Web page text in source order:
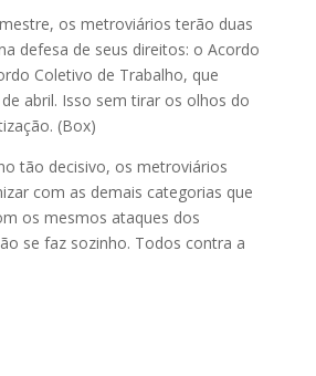
os metroviários terão duas
defesa de seus direitos: o Acordo
Coletivo de Trabalho, que
abril. Isso sem tirar os olhos do
(Box)
tão decisivo, os metroviários
com as demais categorias que
os mesmos ataques dos
se faz sozinho. Todos contra a